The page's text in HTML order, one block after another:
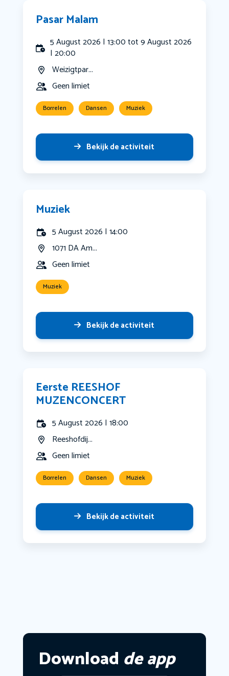
Pasar Malam
5 August 2026 | 13:00 tot 9 August 2026
| 20:00
Weizigtpar...
Geen limiet
Borrelen Dansen Muziek
Bekijk de activiteit
Muziek
5 August 2026 | 14:00
1071 DA Am...
Geen limiet
Muziek
Bekijk de activiteit
Eerste REESHOF
MUZENCONCERT
5 August 2026 | 18:00
Reeshofdij...
Geen limiet
Borrelen Dansen Muziek
Bekijk de activiteit
Download de app